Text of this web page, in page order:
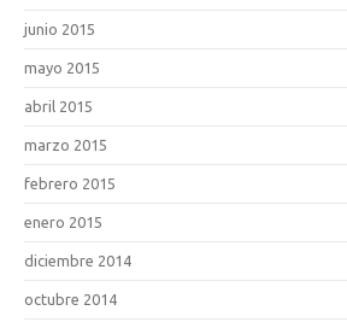
junio 2015
mayo 2015
abril 2015
marzo 2015
febrero 2015
enero 2015
diciembre 2014
octubre 2014